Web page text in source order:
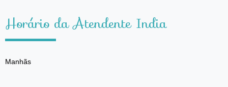
Horário da Atendente India
Manhãs